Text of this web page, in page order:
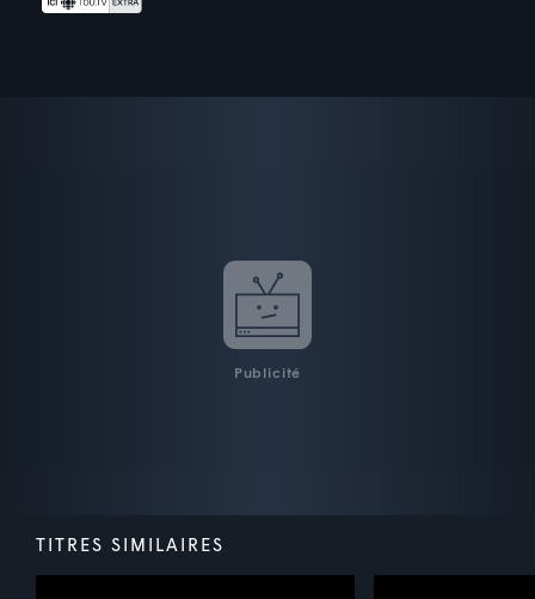
Publicité
TITRES SIMILAIRES